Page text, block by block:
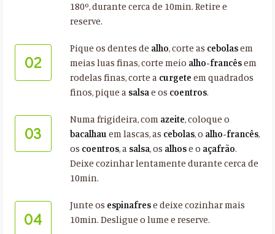
180º, durante cerca de 10min. Retire e
reserve.
02
Pique os dentes de alho, corte as cebolasem
meias luas finas, corte meio alho-francêsem
rodelas finas, corte a curgete em quadrados
finos, pique a salsae os coentros.
03
Numa frigideira, com azeite, coloque o
bacalhauem lascas, as cebolas, o alho-francês,
os coentros, a salsa, os alhose o açafrão.
Deixe cozinhar lentamente durante cerca de
10min.
04
Junte os espinafrese deixe cozinhar mais
10min. Desligue o lume e reserve.